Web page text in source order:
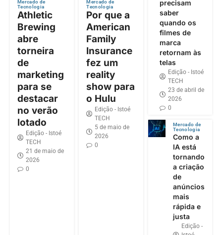
Mercado de
Tecnologia
Athletic
Brewing
abre
torneira
de
marketing
para se
destacar
no verão
lotado
Edição - Istoé
TECH
21 de maio de
2026
0
Mercado de
Tecnologia
Por que a
American
Family
Insurance
fez um
reality
show para
o Hulu
Edição - Istoé
TECH
5 de maio de
2026
0
precisam
saber
quando os
filmes de
marca
retornam às
telas
Edição - Istoé
TECH
23 de abril de
2026
0
Mercado de
Tecnologia
Como a
IA está
tornando
a criação
de
anúncios
mais
rápida e
justa
Edição -